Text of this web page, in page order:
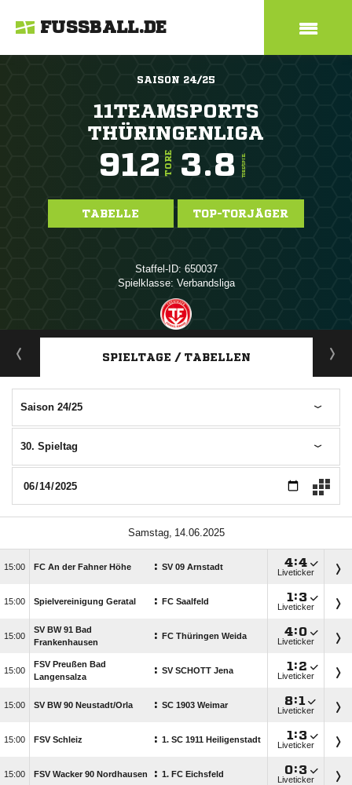
FUSSBALL.DE
SAISON 24/25
11TEAMSPORTS
THÜRINGENLIGA
912 TORE 3.8 TORE/SPIEL
TABELLE TOP-TORJÄGER
Staffel-ID: 650037
Spielklasse: Verbandsliga
ANZEIGE
SPIELTAGE / TABELLEN
Saison 24/25
30. Spieltag
 
 FC An der Fahner Höhe : SV 09 Arnstadt :
Liveticker
 Spielvereinigung Geratal : FC Saalfeld  :
Liveticker

SV BW 91 Bad
Frankenhausen
: FC Thüringen Weida :
Liveticker

FSV Preußen Bad
Langensalza
: SV SCHOTT Jena  :
Liveticker
 SV BW 90 Neustadt/​Orla : SC 1903 Weimar :
Liveticker
 FSV Schleiz : 1. SC 1911 Heiligenstadt  :
Liveticker
 FSV Wacker 90 Nordhausen : 1. FC Eichsfeld :
Liveticker